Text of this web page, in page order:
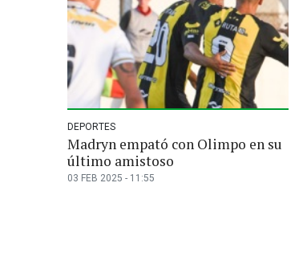
DEPORTES
Madryn empató con Olimpo en su
último amistoso
03 FEB 2025 - 11:55